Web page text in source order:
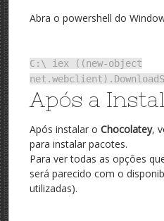
Abra o powershell do
C:\ iex ((new-object
Após a
Após instalar o Chocolatey,
para instalar pacotes.
Para ver todas as opções
será parecido com o
utilizadas).